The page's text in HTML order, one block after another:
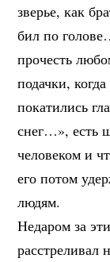
зверье, как
бил по
прочесть
подачки,
покатились
снег…», есть
человеком и
его потом
людям.
Недаром за